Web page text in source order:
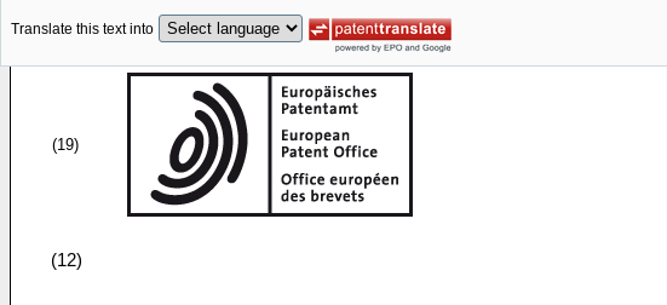
Translate this text into
(19)
(12)